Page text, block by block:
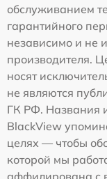
обслуживанием
гарантийного
независимо и не
производителя.
носят
не являются
ГК РФ. Названия
BlackView
целях — чтобы
которой мы
аффилирована с